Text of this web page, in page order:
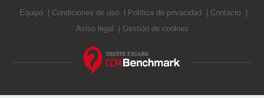
Equipo Condiciones de uso Política de privacidad
Contacto
Aviso legal
Gestión de cookies